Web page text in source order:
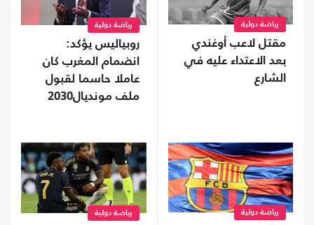
رياضة دولية
مقتل لاعب أوغندي
بعد الاعتداء عليه في
الشارع
رياضة دولية
روبياليس يؤكد:
انضمام المغرب كان
عاملا حاسما لقبول
ملف مونديال2030
رياضة دولية رياضة دولية